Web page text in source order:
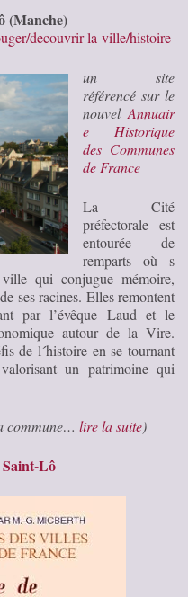
(Manche)
decouvrir-la-ville/histoire
un site
référencé sur le
nouvel Annuair
e Historique
des Communes
de France
La Cité
préfectorale est
entourée de
remparts où s
qui conjugue mémoire,
ses racines. Elles remontent
par l’évêque Laud et le
autour de la Vire.
de l´histoire en se tournant
un patrimoine qui
commune… lire la suite)
Lô